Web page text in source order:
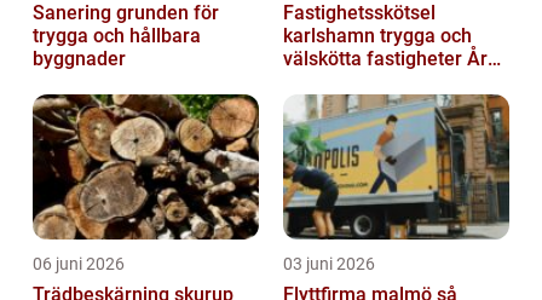
Sanering grunden för
trygga och hållbara
byggnader
Fastighetsskötsel
karlshamn trygga och
välskötta fastigheter Året
06 juni 2026
Trädbeskärning skurup
03 juni 2026
Flyttfirma malmö så